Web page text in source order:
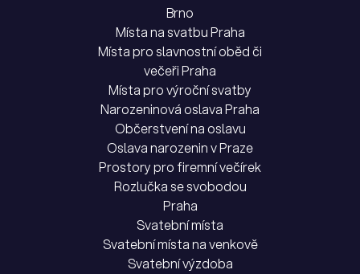
Brno
Místa na svatbu Praha
Místa pro slavnostní oběd či
večeři Praha
Místa pro výroční svatby
Narozeninová oslava Praha
Občerstvení na oslavu
Oslava narozenin v Praze
Prostory pro firemní večírek
Rozlučka se svobodou
Praha
Svatební místa
Svatební místa na venkově
Svatební výzdoba